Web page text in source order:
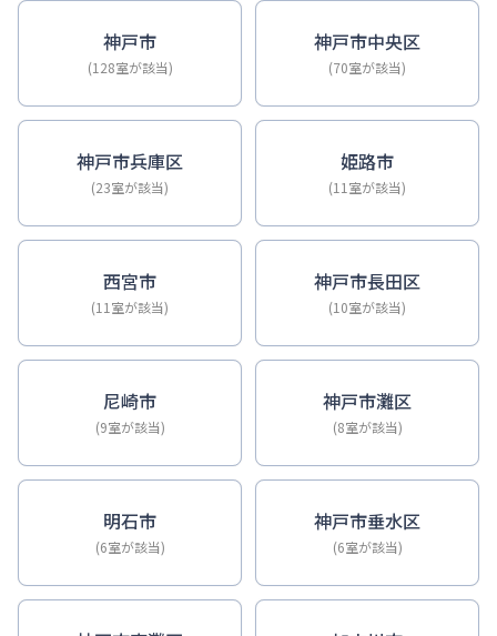
【神戸・三宮】Sステイ三宮駅前７｜禁煙ルーム・Wi-Fiレ
【三宮・貿易センター】Sステイ三宮貿易センター前2｜
神戸市
(128室が該当)
神戸市中央区
(70室が該当)
神戸市兵庫区
(23室が該当)
姫路市
(11室が該当)
西宮市
(11室が該当)
神戸市長田区
(10室が該当)
尼崎市
(9室が該当)
神戸市灘区
(8室が該当)
明石市
(6室が該当)
神戸市垂水区
(6室が該当)